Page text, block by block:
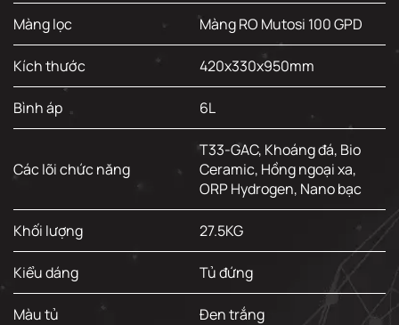
Màng lọc Màng RO Mutosi 100 GPD
Kích thước 420x330x950mm
Bình áp 6L
Các lõi chức năng
T33-GAC, Khoáng đá, Bio
Ceramic, Hồng ngoại xa,
ORP Hydrogen, Nano bạc
Khối lượng 27.5KG
Kiểu dáng Tủ đứng
Màu tủ Đen trắng